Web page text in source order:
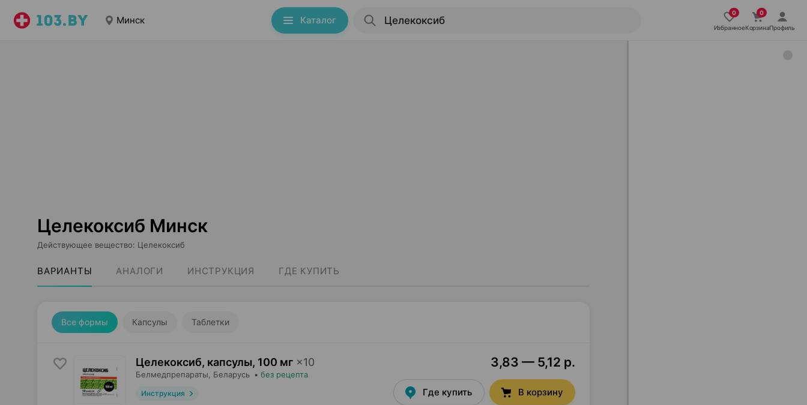
Минск Каталог
ИзбранноеКорзинаПрофиль
Целекоксиб Минск
Действующее вещество: Целекоксиб
ВАРИАНТЫ АНАЛОГИ ИНСТРУКЦИЯ ГДЕ КУПИТЬ
Все формы Капсулы Таблетки
Целекоксиб, капсулы, 100 мг ×10
Белмедпрепараты , Беларусь • без рецепта
Инструкция
3,83 — 5,12 р.
Где купить В корзину